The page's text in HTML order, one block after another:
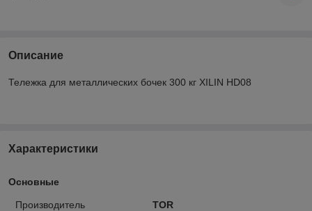
Описание
Тележка для металлических бочек 300 кг XILIN HD08
Характеристики
Основные
Производитель TOR